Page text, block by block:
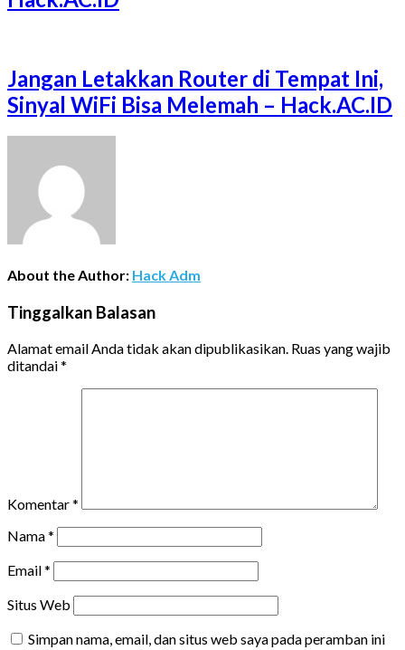
Jangan Letakkan Router di Tempat Ini,
Sinyal WiFi Bisa Melemah – Hack.AC.ID
About the Author: Hack Adm
Tinggalkan Balasan
Alamat email Anda tidak akan dipublikasikan. Ruas yang wajib
ditandai*
Komentar*
Nama*
Email*
Situs Web
Simpan nama, email, dan situs web saya pada peramban ini